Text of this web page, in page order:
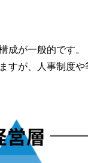
成が一般的です。
が、人事制度